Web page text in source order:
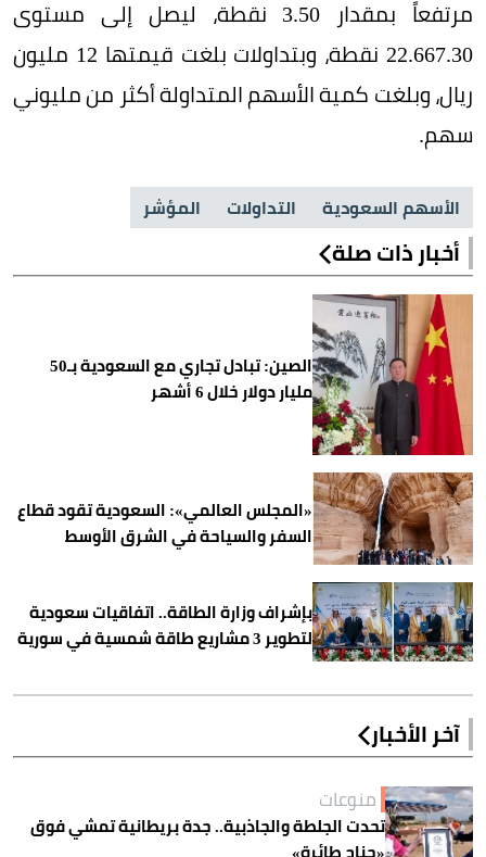
مرتفعاً بمقدار 3.50 نقطة، ليصل إلى مستوى
22.667.30 نقطة، وبتداولات بلغت قيمتها 12 مليون
ريال، وبلغت كمية الأسهم المتداولة أكثر من مليوني
سهم.
الأسهم السعودية التداولات المؤشر
أخبار ذات صلة
الصين: تبادل تجاري مع السعودية بـ50
مليار دولار خلال 6 أشهر
«المجلس العالمي»: السعودية تقود قطاع
السفر والسياحة في الشرق الأوسط
بإشراف وزارة الطاقة.. اتفاقيات سعودية
لتطوير 3 مشاريع طاقة شمسية في سورية
آخر الأخبار
منوعات
تحدت الجلطة والجاذبية.. جدة بريطانية تمشي فوق